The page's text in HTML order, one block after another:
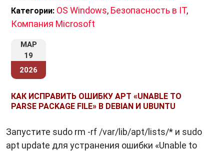
Категории: OS Windows, Безопасность в IT,
Компания Microsoft
МАР
19
2026
КАК ИСПРАВИТЬ ОШИБКУ APT «UNABLE TO
PARSE PACKAGE FILE» В DEBIAN И UBUNTU
Запустите sudo rm -rf /var/lib/apt/lists/* и sudo
apt update для устранения ошибки «Unable to